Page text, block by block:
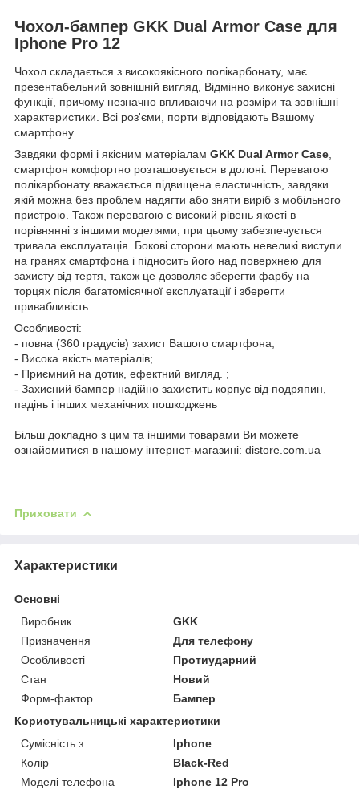
Чохол-бампер GKK Dual Armor Case для
Iphone Pro 12
Чохол складається з високоякісного полікарбонату, має
презентабельний зовнішній вигляд, Відмінно виконує захисні
функції, причому незначно впливаючи на розміри та зовнішні
характеристики. Всі роз'єми, порти відповідають Вашому
смартфону.
Завдяки формі і якісним матеріалам GKK Dual Armor Case,
смартфон комфортно розташовується в долоні. Перевагою
полікарбонату вважається підвищена еластичність, завдяки
якій можна без проблем надягти або зняти виріб з мобільного
пристрою. Також перевагою є високий рівень якості в
порівнянні з іншими моделями, при цьому забезпечується
тривала експлуатація. Бокові сторони мають невеликі виступи
на гранях смартфона і підносить його над поверхнею для
захисту від тертя, також це дозволяє зберегти фарбу на
торцях після багатомісячної експлуатації і зберегти
привабливість.
Особливості:
- повна (360 градусів) захист Вашого смартфона;
- Висока якість матеріалів;
- Приємний на дотик, ефектний вигляд. ;
- Захисний бампер надійно захистить корпус від подряпин,
падінь і інших механічних пошкоджень
Більш докладно з цим та іншими товарами Ви можете
ознайомитися в нашому інтернет-магазині: distore.com.ua
Приховати
Характеристики
Основні
Виробник
GKK
Призначення
Для телефону
Особливості
Протиударний
Стан
Новий
Форм-фактор
Бампер
Користувальницькі характеристики
Сумісність з
Iphone
Колір
Black-Red
Моделі телефона
Iphone 12 Pro